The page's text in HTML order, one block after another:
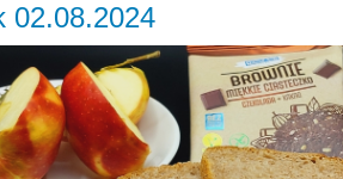
02.08.2024